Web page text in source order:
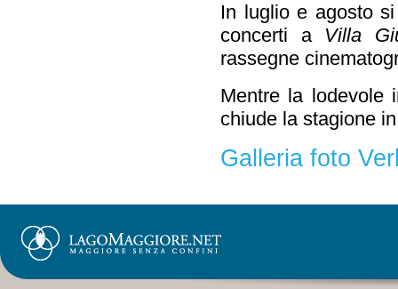
In luglio e agosto
concerti a Villa
rassegne
Mentre la lodevole
chiude la stagione
Galleria foto